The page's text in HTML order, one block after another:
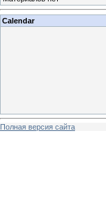
Calendar
Полная версия сайта